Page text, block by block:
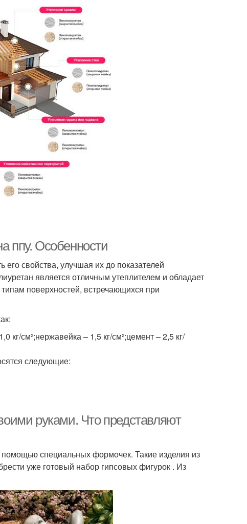
ппу. Особенности
свойства, улучшая их до показателей
является отличным утеплителем и обладает
поверхностей, встречающихся при
кг/см²;нержавейка – 1,5 кг/см²;цемент – 2,5 кг/
следующие:
руками. Что представляют
помощью специальных формочек. Такие изделия из
уже готовый набор гипсовых фигурок . Из